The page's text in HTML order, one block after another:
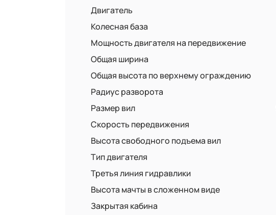
Двигатель
Колесная база
Мощность двигателя на передвижение
Общая ширина
Общая высота по верхнему ограждению
Радиус разворота
Размер вил
Скорость передвижения
Высота свободного подъема вил
Тип двигателя
Третья линия гидравлики
Высота мачты в сложенном виде
Закрытая кабина